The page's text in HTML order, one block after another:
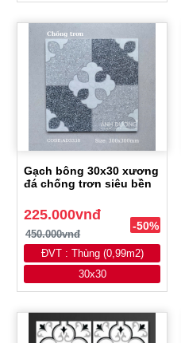
Gạch bông 30x30 xương
đá chống trơn siêu bền
225.000vnđ
450.000vnđ
-50%
ĐVT : Thùng (0,99m2)
30x30